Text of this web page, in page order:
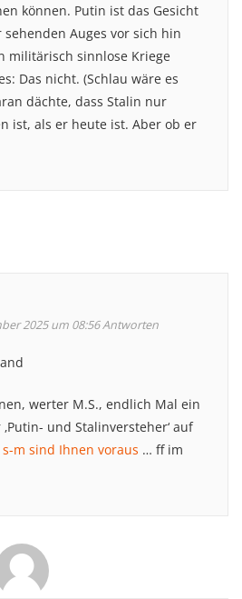
können. Putin ist das Gesicht
sehenden Auges vor sich hin
militärisch sinnlose Kriege
Das nicht. (Schlau wäre es
dächte, dass Stalin nur
ist, als er heute ist. Aber ob er
2025 um 08:56Antworten
werter M.S., endlich Mal ein
und Stalinversteher‘ auf
s-m sind Ihnen voraus … ff im